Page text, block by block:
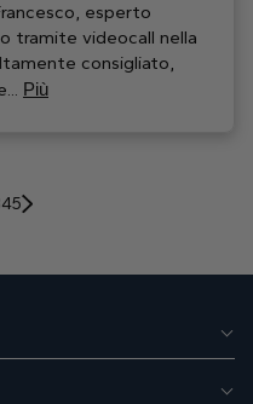
esperto
tramite videocall nella
consigliato,
Più
45